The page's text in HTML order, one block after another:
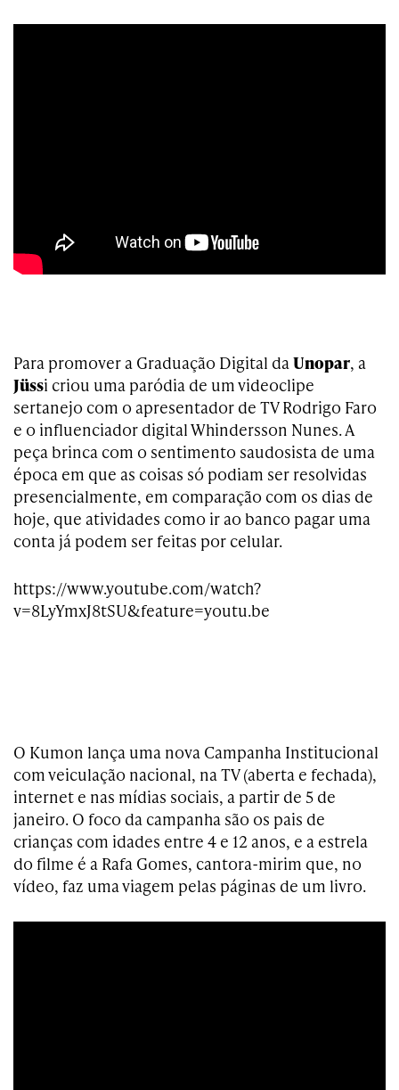
Para promover a Graduação Digital daUnopar, a
Jüssi criou uma paródia de um videoclipe
sertanejo com o apresentador de TV Rodrigo Faro
e o influenciador digital Whindersson Nunes. A
peça brinca com o sentimento saudosista de uma
época em que as coisas só podiam ser resolvidas
presencialmente, em comparação com os dias de
hoje, que atividades como ir ao banco pagar uma
conta já podem ser feitas por celular.
https://www.youtube.com/watch?
v=8LyYmxJ8tSU&feature=youtu.be
O Kumon lança uma nova Campanha Institucional
com veiculação nacional, na TV (aberta e fechada),
internet e nas mídias sociais, a partir de 5 de
janeiro. O foco da campanha são os pais de
crianças com idades entre 4 e 12 anos, e a estrela
do filme é a Rafa Gomes, cantora-mirim que, no
vídeo, faz uma viagem pelas páginas de um livro.